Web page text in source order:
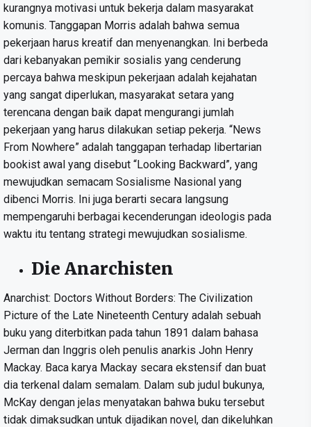
kurangnya motivasi untuk bekerja dalam masyarakat
komunis. Tanggapan Morris adalah bahwa semua
pekerjaan harus kreatif dan menyenangkan. Ini berbeda
dari kebanyakan pemikir sosialis yang cenderung
percaya bahwa meskipun pekerjaan adalah kejahatan
yang sangat diperlukan, masyarakat setara yang
terencana dengan baik dapat mengurangi jumlah
pekerjaan yang harus dilakukan setiap pekerja. “News
From Nowhere” adalah tanggapan terhadap libertarian
bookist awal yang disebut “Looking Backward”, yang
mewujudkan semacam Sosialisme Nasional yang
dibenci Morris. Ini juga berarti secara langsung
mempengaruhi berbagai kecenderungan ideologis pada
waktu itu tentang strategi mewujudkan sosialisme.
Die Anarchisten
Anarchist: Doctors Without Borders: The Civilization
Picture of the Late Nineteenth Century adalah sebuah
buku yang diterbitkan pada tahun 1891 dalam bahasa
Jerman dan Inggris oleh penulis anarkis John Henry
Mackay. Baca karya Mackay secara ekstensif dan buat
dia terkenal dalam semalam. Dalam sub judul bukunya,
McKay dengan jelas menyatakan bahwa buku tersebut
tidak dimaksudkan untuk dijadikan novel, dan dikeluhkan